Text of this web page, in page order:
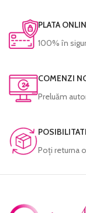
PLATA
100% în
COMENZI
Preluăm
Poţi returna